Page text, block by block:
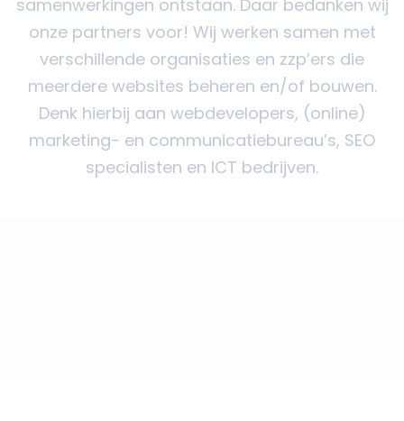
samenwerkingen ontstaan. Daar bedanken wij
onze partners voor! Wij werken samen met
verschillende organisaties en zzp’ers die
meerdere websites beheren en/of bouwen.
Denk hierbij aan webdevelopers, (online)
marketing- en communicatiebureau’s, SEO
specialisten en ICT bedrijven.